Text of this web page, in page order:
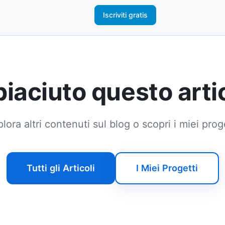
Iscriviti gratis
questo
altri contenuti sul blog o scopri i miei
Tutti gli Articoli I Miei Progetti